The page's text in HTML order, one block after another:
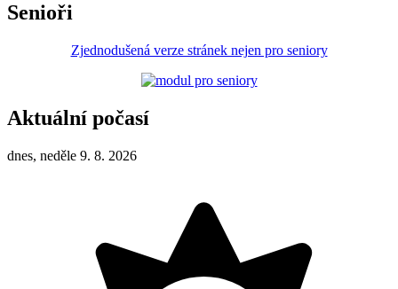
Senioři
Zjednodušená verze stránek nejen pro seniory
Aktuální počasí
dnes, neděle 9. 8. 2026